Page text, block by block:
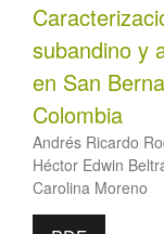
subandino y
en San
Colombia
Andrés Ricardo
Héctor Edwin
Carolina Moreno